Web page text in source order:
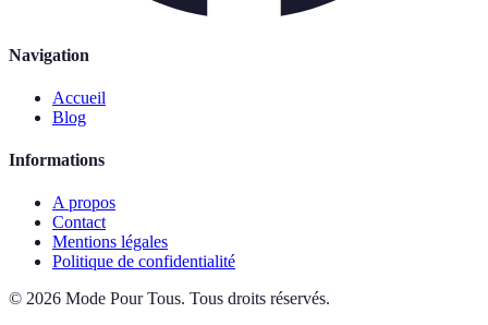
Navigation
Accueil
Blog
Informations
A propos
Contact
Mentions légales
Politique de confidentialité
© 2026 Mode Pour Tous. Tous droits réservés.